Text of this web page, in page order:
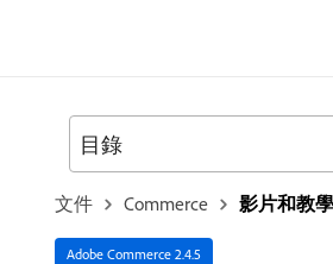
文件 Commerce 影片和教
Adobe Commerce 2.4.5
目錄